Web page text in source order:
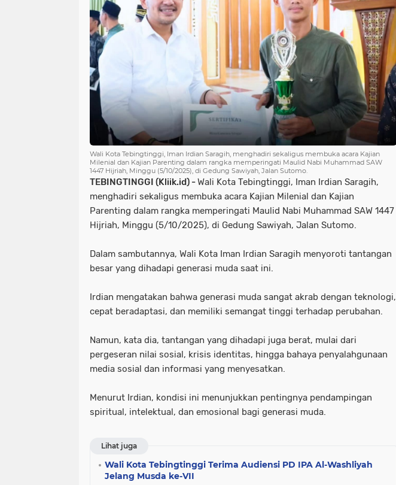
Wali Kota Tebingtinggi, Iman Irdian Saragih, menghadiri sekaligus membuka acara Kajian
Milenial dan Kajian Parenting dalam rangka memperingati Maulid Nabi Muhammad SAW
1447 Hijriah, Minggu (5/10/2025), di Gedung Sawiyah, Jalan Sutomo.
TEBINGTINGGI (Kliik.id) -Wali Kota Tebingtinggi, Iman Irdian Saragih,
menghadiri sekaligus membuka acara Kajian Milenial dan Kajian
Parenting dalam rangka memperingati Maulid Nabi Muhammad SAW 1447
Hijriah, Minggu (5/10/2025), di Gedung Sawiyah, Jalan Sutomo.
Dalam sambutannya, Wali Kota Iman Irdian Saragih menyoroti tantangan
besar yang dihadapi generasi muda saat ini.
Irdian mengatakan bahwa generasi muda sangat akrab dengan teknologi,
cepat beradaptasi, dan memiliki semangat tinggi terhadap perubahan.
Namun, kata dia, tantangan yang dihadapi juga berat, mulai dari
pergeseran nilai sosial, krisis identitas, hingga bahaya penyalahgunaan
media sosial dan informasi yang menyesatkan.
Menurut Irdian, kondisi ini menunjukkan pentingnya pendampingan
spiritual, intelektual, dan emosional bagi generasi muda.
Lihat juga
Wali Kota Tebingtinggi Terima Audiensi PD IPA Al-Washliyah
Jelang Musda ke-VII